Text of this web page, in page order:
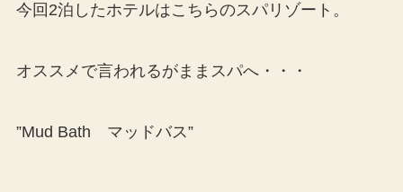
今回2泊したホテルはこちらのスパリゾート。
オススメで言われるがままスパへ・・・
”Mud Bath マッドバス”